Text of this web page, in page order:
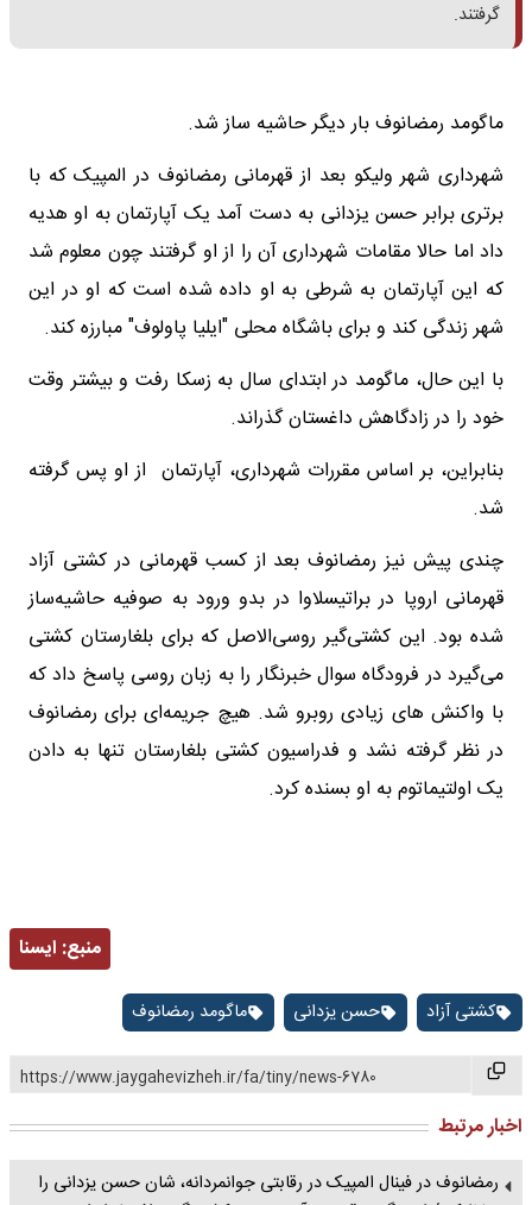
گرفتند.
ماگومد رمضانوف بار دیگر حاشیه ساز شد.
شهرداری شهر ولیکو بعد از قهرمانی رمضانوف در المپیک که با
برتری برابر حسن یزدانی به دست آمد یک آپارتمان به او هدیه
داد اما حالا مقامات شهرداری آن را از او گرفتند چون معلوم شد
که این آپارتمان به شرطی به او داده شده است که او در این
شهر زندگی کند و برای باشگاه محلی "ایلیا پاولوف" مبارزه کند.
با این حال، ماگومد در ابتدای سال به زسکا رفت و بیشتر وقت
خود را در زادگاهش داغستان گذراند.
بنابراین، بر اساس مقررات شهرداری، آپارتمان از او پس گرفته
شد.
چندی پیش نیز رمضانوف بعد از کسب قهرمانی در کشتی آزاد
قهرمانی اروپا در براتیسلاوا در بدو ورود به صوفیه حاشیه‌ساز
شده بود. این کشتی‌گیر روسی‌الاصل که برای بلغارستان کشتی
می‌گیرد در فرودگاه سوال خبرنگار را به زبان روسی پاسخ داد که
با واکنش های زیادی روبرو شد. هیچ جریمه‌ای برای رمضانوف
در نظر گرفته نشد و فدراسیون کشتی بلغارستان تنها به دادن
یک اولتیماتوم به او بسنده کرد.
منبع: ايسنا
کشتی آزاد حسن یزدانی ماگومد رمضانوف
https://www.jaygahevizheh.ir/fa/tiny/news-6780
اخبار مرتبط
رمضانوف در فینال المپیک در رقابتی جوانمردانه، شان حسن یزدانی را